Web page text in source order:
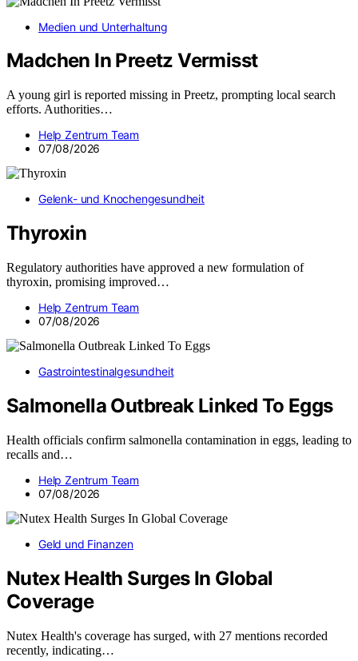
Medien und Unterhaltung
Madchen In Preetz Vermisst
A young girl is reported missing in Preetz, prompting local search
efforts. Authorities…
Help Zentrum Team
07/08/2026
Gelenk- und Knochengesundheit
Thyroxin
Regulatory authorities have approved a new formulation of
thyroxin, promising improved…
Help Zentrum Team
07/08/2026
Gastrointestinalgesundheit
Salmonella Outbreak Linked To Eggs
Health officials confirm salmonella contamination in eggs, leading to
recalls and…
Help Zentrum Team
07/08/2026
Geld und Finanzen
Nutex Health Surges In Global
Coverage
Nutex Health's coverage has surged, with 27 mentions recorded
recently, indicating…